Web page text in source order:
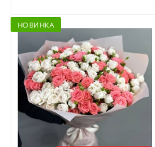
НОВИНКА